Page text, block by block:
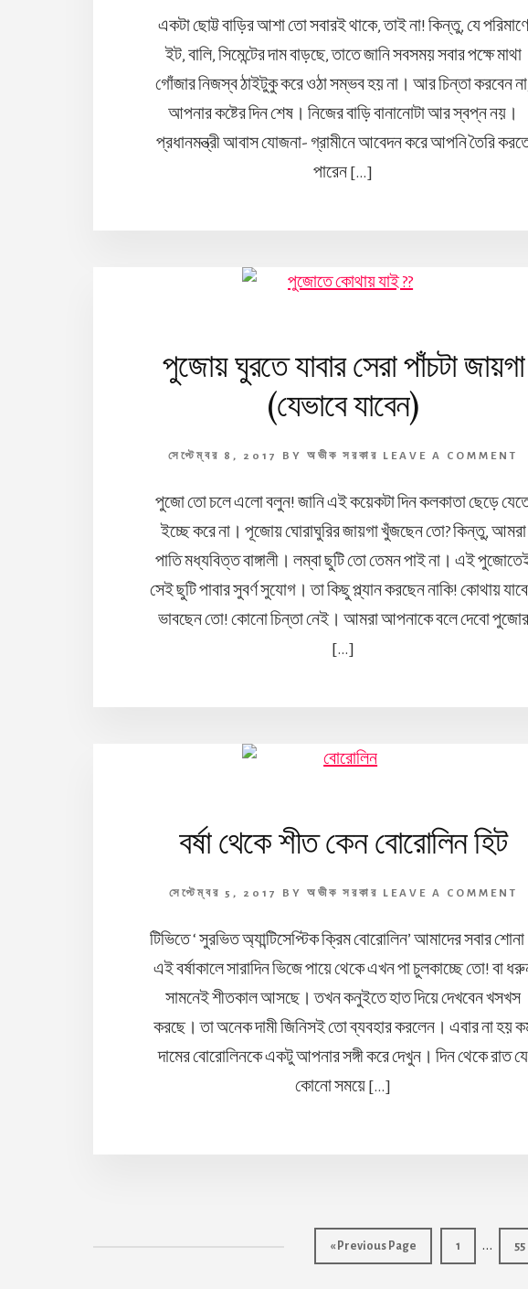
একটা ছোট্ট বাড়ির আশা তো সবারই থাকে, তাই না! কিন্তু, যে পরিমাণে
ইট, বালি, সিমেন্টের দাম বাড়ছে, তাতে জানি সবসময় সবার পক্ষে মাথা
গোঁজার নিজস্ব ঠাইটুকু করে ওঠা সম্ভব হয় না। আর চিন্তা করবেন
আপনার কষ্টের দিন শেষ। নিজের বাড়ি বানানোটা আর স্বপ্ন নয়।
প্রধানমন্ত্রী আবাস যোজনা- গ্রামীনে আবেদন করে আপনি তৈরি
পারেন […]
পুজোয় ঘুরতে যাবার সেরা পাঁচটা জায়গা
(যেভাবে যাবেন)
সেপ্টেম্বর 8, 2017 BYঅভীক সরকার LEAVE A COMMENT
পুজো তো চলে এলো বলুন! জানি এই কয়েকটা দিন কলকাতা ছেড়ে
ইচ্ছে করে না। পূজোয় ঘোরাঘুরির জায়গা খুঁজছেন তো? কিন্তু, আমরা
পাতি মধ্যবিত্ত বাঙ্গালী। লম্বা ছুটি তো তেমন পাই না। এই
সেই ছুটি পাবার সুবর্ণ সুযোগ। তা কিছু প্ল্যান করছেন নাকি! কোথায়
ভাবছেন তো! কোনো চিন্তা নেই। আমরা আপনাকে বলে দেবো পুজোর
[…]
বর্ষা থেকে শীত কেন বোরোলিন হিট
সেপ্টেম্বর 5, 2017 BY অভীক সরকার LEAVE A COMMENT
টিভিতে ‘ সুরভিত অ্যান্টিসেপ্টিক ক্রিম বোরোলিন’ আমাদের সবার
এই বর্ষাকালে সারাদিন ভিজে পায়ে থেকে এখন পা চুলকাচ্ছে তো! বা
সামনেই শীতকাল আসছে। তখন কনুইতে হাত দিয়ে দেখবেন খসখস
করছে। তা অনেক দামী জিনিসই তো ব্যবহার করলেন। এবার না হয়
দামের বোরোলিনকে একটু আপনার সঙ্গী করে দেখুন। দিন থেকে রাত যে
কোনো সময়ে […]
« Go
to
Previous Page Page
1
Interim
pages
… 55